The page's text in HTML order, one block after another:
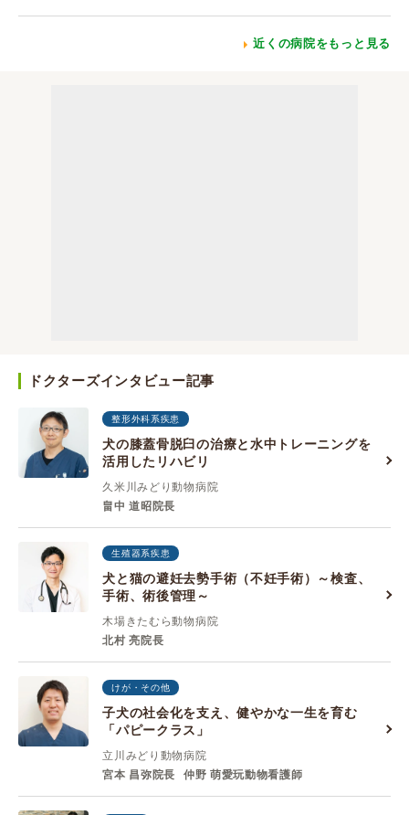
近くの病院をもっと見る
ドクターズインタビュー記事
整形外科系疾患
犬の膝蓋骨脱臼の治療と水中トレーニングを
活用したリハビリ
久米川みどり動物病院
畠中 道昭院長
生殖器系疾患
犬と猫の避妊去勢手術（不妊手術）～検査、
手術、術後管理～
木場きたむら動物病院
北村 亮院長
けが・その他
子犬の社会化を支え、健やかな一生を育む
「パピークラス」
立川みどり動物病院
宮本 昌弥院長
仲野 萌愛玩動物看護師